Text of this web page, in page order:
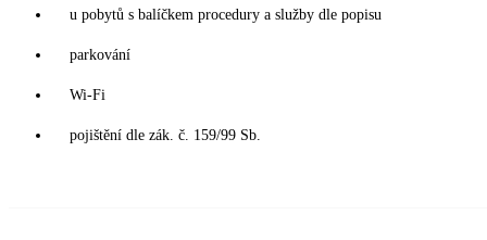
u pobytů s balíčkem procedury a služby dle popisu
parkování
Wi-Fi
pojištění dle zák. č. 159/99 Sb.